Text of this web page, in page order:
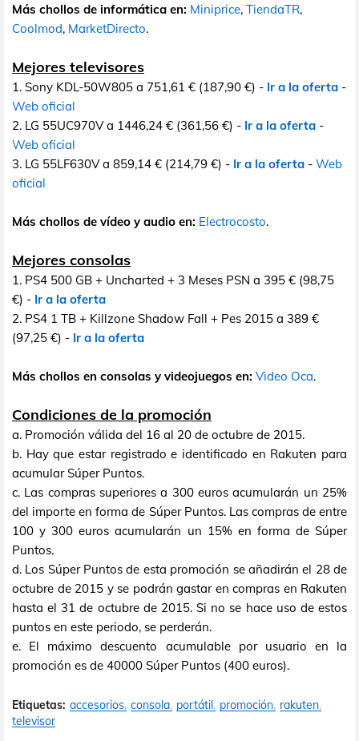
Más chollos de informática en: Miniprice, TiendaTR,
Coolmod, MarketDirecto.
Mejores televisores
1. Sony KDL-50W805 a 751,61 € (187,90 €) - Ir a la oferta -
Web oficial
2. LG 55UC970V a 1446,24 € (361,56 €) - Ir a la oferta -
Web oficial
3. LG 55LF630V a 859,14 € (214,79 €) - Ir a la oferta - Web
oficial
Más chollos de vídeo y audio en: Electrocosto.
Mejores consolas
1. PS4 500 GB + Uncharted + 3 Meses PSN a 395 € (98,75
€) - Ir a la oferta
2. PS4 1 TB + Killzone Shadow Fall + Pes 2015 a 389 €
(97,25 €) - Ir a la oferta
Más chollos en consolas y videojuegos en: Video Oca.
Condiciones de la promoción
a. Promoción válida del 16 al 20 de octubre de 2015.
b. Hay que estar registrado e identificado en Rakuten para
acumular Súper Puntos.
c. Las compras superiores a 300 euros acumularán un 25%
del importe en forma de Súper Puntos. Las compras de entre
100 y 300 euros acumularán un 15% en forma de Súper
Puntos.
d. Los Súper Puntos de esta promoción se añadirán el 28 de
octubre de 2015 y se podrán gastar en compras en Rakuten
hasta el 31 de octubre de 2015. Si no se hace uso de estos
puntos en este periodo, se perderán.
e. El máximo descuento acumulable por usuario en la
promoción es de 40000 Súper Puntos (400 euros).
Etiquetas: accesorios consola portátil promoción rakuten
televisor